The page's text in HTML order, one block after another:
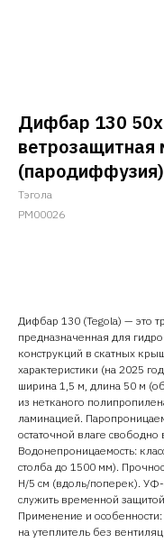
Дифбар 130
ветрозащитная
(пародиффузия)
Тэгола
PM00026
Дифбар 130 (Tegola) — это
предназначенная для
конструкций в скатных
характеристики (на 2025
ширина 1,5 м, длина 50 м
из нетканого
ламинацией.
остаточной влаге свободно
Водонепроницаемость:
столба до 1500 мм).
Н/5 см (вдоль/поперек). УФ-
служить временной
Применение и
на утеплитель без